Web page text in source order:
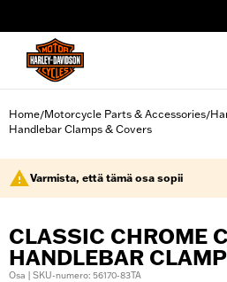
Home/Motorcycle Parts & Accessories/
Handlebar Clamps & Covers
Varmista, että tämä osa sopii
CLASSIC CHROME
HANDLEBAR CLAMP
Osa | SKU-numero: 56170-83TA